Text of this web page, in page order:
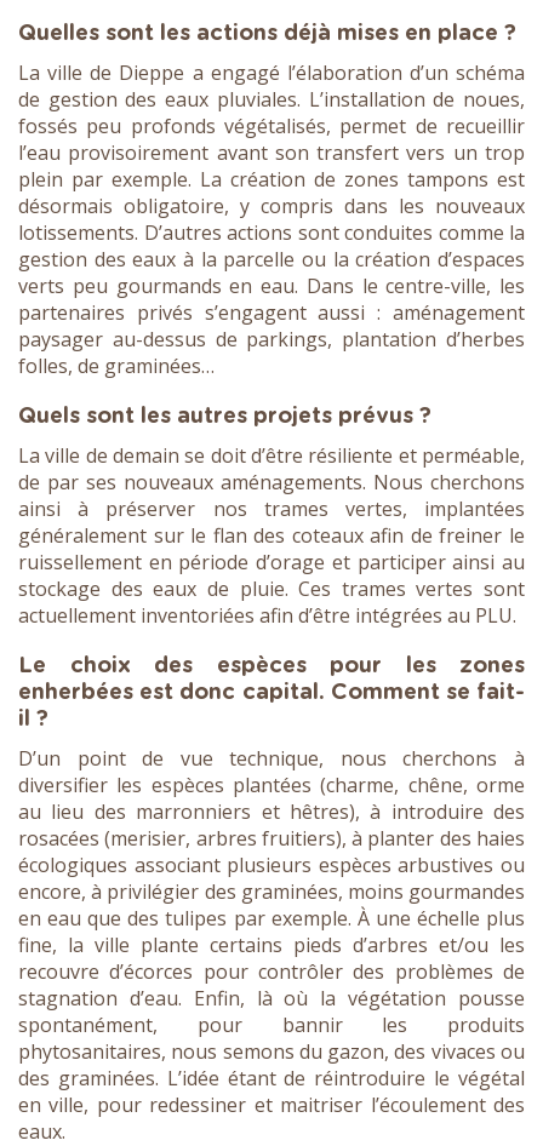
Quelles sont les actions déjà mises en place ?
La ville de Dieppe a engagé l’élaboration d’un schéma
de gestion des eaux pluviales. L’installation de noues,
fossés peu profonds végétalisés, permet de recueillir
l’eau provisoirement avant son transfert vers un trop
plein par exemple. La création de zones tampons est
désormais obligatoire, y compris dans les nouveaux
lotissements. D’autres actions sont conduites comme la
gestion des eaux à la parcelle ou la création d’espaces
verts peu gourmands en eau. Dans le centre-ville, les
partenaires privés s’engagent aussi : aménagement
paysager au-dessus de parkings, plantation d’herbes
folles, de graminées…
Quels sont les autres projets prévus ?
La ville de demain se doit d’être résiliente et perméable,
de par ses nouveaux aménagements. Nous cherchons
ainsi à préserver nos trames vertes, implantées
généralement sur le flan des coteaux afin de freiner le
ruissellement en période d’orage et participer ainsi au
stockage des eaux de pluie. Ces trames vertes sont
actuellement inventoriées afin d’être intégrées au PLU.
Le choix des espèces pour les zones
enherbées est donc capital. Comment se fait-
il ?
D’un point de vue technique, nous cherchons à
diversifier les espèces plantées (charme, chêne, orme
au lieu des marronniers et hêtres), à introduire des
rosacées (merisier, arbres fruitiers), à planter des haies
écologiques associant plusieurs espèces arbustives ou
encore, à privilégier des graminées, moins gourmandes
en eau que des tulipes par exemple. À une échelle plus
fine, la ville plante certains pieds d’arbres et/ou les
recouvre d’écorces pour contrôler des problèmes de
stagnation d’eau. Enfin, là où la végétation pousse
spontanément, pour bannir les produits
phytosanitaires, nous semons du gazon, des vivaces ou
des graminées. L’idée étant de réintroduire le végétal
en ville, pour redessiner et maitriser l’écoulement des
eaux.